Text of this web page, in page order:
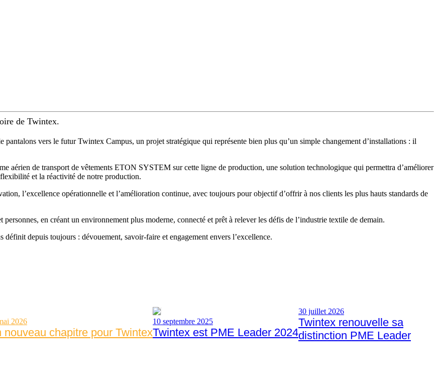
de Twintex.
vers le futur Twintex Campus, un projet stratégique qui représente bien plus qu’un simple changement d’installations : il
aérien de transport de vêtements ETON SYSTEM sur cette ligne de production, une solution technologique qui permettra d’améliorer
et la réactivité de notre production.
l’excellence opérationnelle et l’amélioration continue, avec toujours pour objectif d’offrir à nos clients les plus hauts standards de
en créant un environnement plus moderne, connecté et prêt à relever les défis de l’industrie textile de demain.
depuis toujours : dévouement, savoir-faire et engagement envers l’excellence.
2026
nouveau chapitre pour Twintex
10 septembre 2025
Twintex est PME Leader 2024
30 juillet 2026
Twintex renouvelle sa
distinction PME Leader